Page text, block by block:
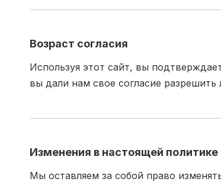
Возраст согласия
Используя этот сайт, вы
вы дали нам свое согласие
Изменения в настоящей
Мы оставляем за собой право